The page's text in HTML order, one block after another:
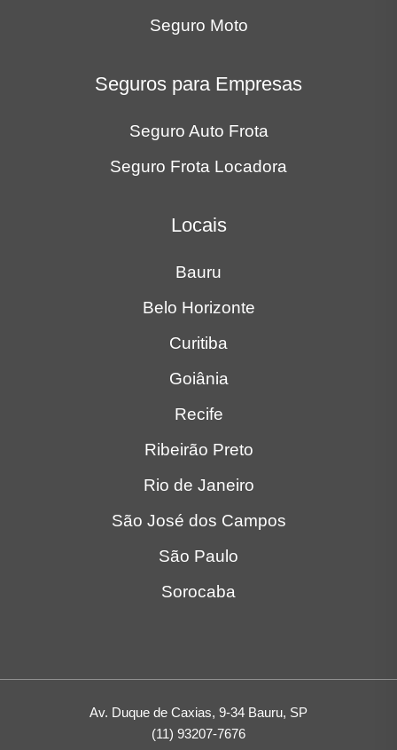
Seguro Moto
Seguros para Empresas
Seguro Auto Frota
Seguro Frota Locadora
Locais
Bauru
Belo Horizonte
Curitiba
Goiânia
Recife
Ribeirão Preto
Rio de Janeiro
São José dos Campos
São Paulo
Sorocaba
Av. Duque de Caxias, 9-34 Bauru, SP
(11) 93207-7676